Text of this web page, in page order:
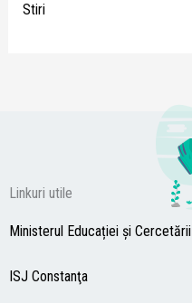
Stiri
Linkuri utile
Ministerul Educației și Cercetării
ISJ Constanţa